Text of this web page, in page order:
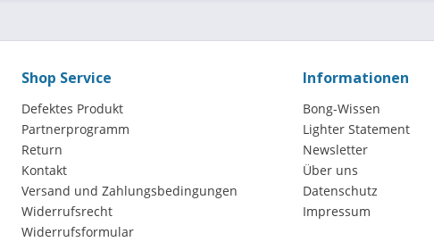
Shop Service
Defektes Produkt
Partnerprogramm
Return
Kontakt
Versand und Zahlungsbedingungen
Widerrufsrecht
Widerrufsformular
Informationen
Bong-Wissen
Lighter Statement
Newsletter
Über uns
Datenschutz
Impressum